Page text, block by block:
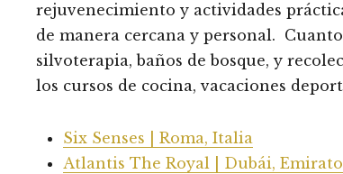
rejuvenecimiento y actividades
de manera cercana y personal.
silvoterapia, baños de bosque, y
los cursos de cocina, vacaciones
Six Senses | Roma, Italia
Atlantis The Royal | Dubái,